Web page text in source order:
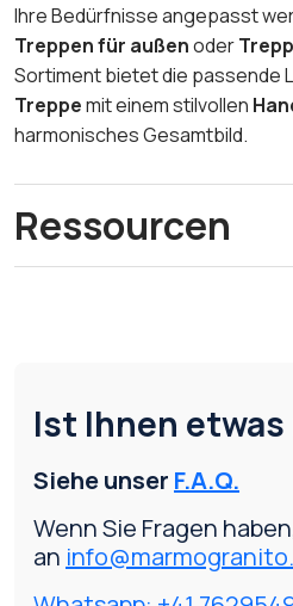
Ihre Bedürfnisse angepasst
Treppen für außenoder
Sortiment bietet die passende
Treppemit einem stilvollen
harmonisches Gesamtbild.
Ressourcen
Ist Ihnen
Siehe unser F.A.Q.
Wenn Sie Fragen
an